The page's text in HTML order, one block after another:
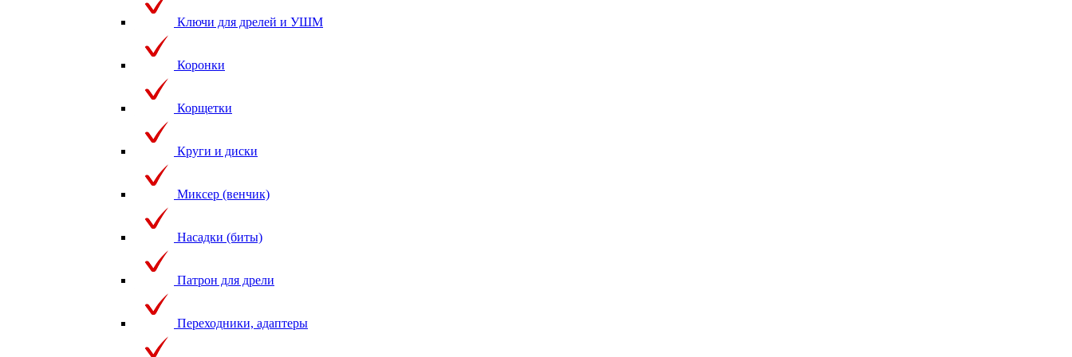
Ключи для дрелей и УШМ
Коронки
Корщетки
Круги и диски
Миксер (венчик)
Насадки (биты)
Патрон для дрели
Переходники, адаптеры